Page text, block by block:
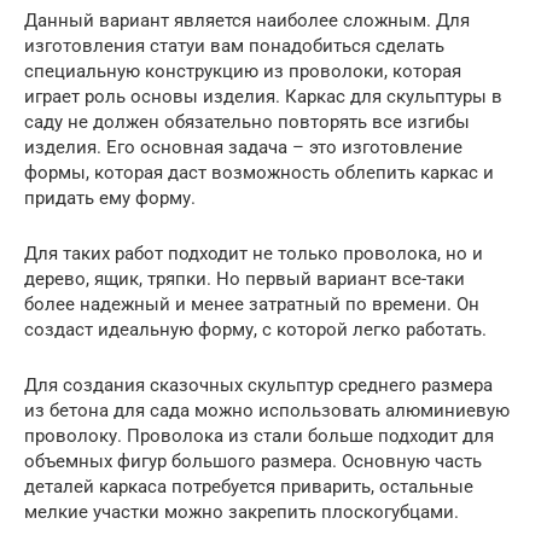
Данный вариант является наиболее сложным. Для
изготовления статуи вам понадобиться сделать
специальную конструкцию из проволоки, которая
играет роль основы изделия. Каркас для скульптуры в
саду не должен обязательно повторять все изгибы
изделия. Его основная задача – это изготовление
формы, которая даст возможность облепить каркас и
придать ему форму.
Для таких работ подходит не только проволока, но и
дерево, ящик, тряпки. Но первый вариант все-таки
более надежный и менее затратный по времени. Он
создаст идеальную форму, с которой легко работать.
Для создания сказочных скульптур среднего размера
из бетона для сада можно использовать алюминиевую
проволоку. Проволока из стали больше подходит для
объемных фигур большого размера. Основную часть
деталей каркаса потребуется приварить, остальные
мелкие участки можно закрепить плоскогубцами.